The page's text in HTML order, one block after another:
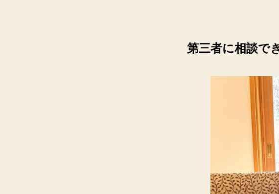
第三者に相談で